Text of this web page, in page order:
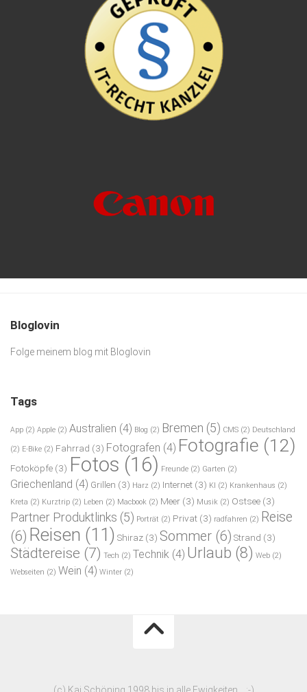
Bloglovin
Folge meinem blog mit Bloglovin
Tags
App (2) Apple (2) Australien (4) Blog (2) Bremen (5) CMS (2) Deutschland
(2) E-Bike (2) Fahrrad (3) Fotografen (4) Fotografie (12)
Fotoköpfe (3) Fotos (16) Freunde (2) Garten (2)
Griechenland (4) Grillen (3) Harz (2) Internet (3) KI (2) Krankenhaus (2)
Kreta (2) Kurztrip (2) Leben (2) Macbook (2) Meer (3) Musik (2) Ostsee (3)
Partner Produktlinks (5) Porträt (2) Privat (3) radfahren (2) Reise
(6) Reisen (11) Shiraz (3) Sommer (6) Strand (3)
Städtereise (7) Tech (2) Technik (4) Urlaub (8) Web (2)
Webseiten (2) Wein (4) Winter (2)